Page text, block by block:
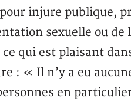
injure publique,
sexuelle ou
qui est plaisant
: « Il n’y a eu
en